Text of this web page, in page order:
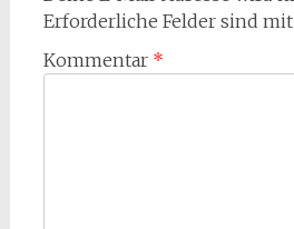
Erforderliche Felder sind mit
Kommentar *